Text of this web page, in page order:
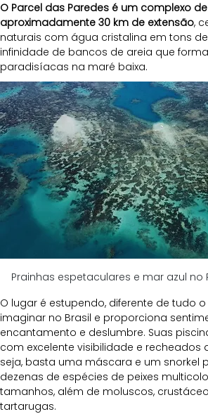
O Parcel das Paredes é um complexo
aproximadamente 30 km de extensão,
naturais com água cristalina em tons
infinidade de bancos de areia que
paradisíacas na maré baixa.
Prainhas espetaculares e mar azul no
O lugar é estupendo, diferente de tudo
imaginar no Brasil e proporciona
encantamento e deslumbre. Suas
com excelente visibilidade e recheados
seja, basta uma máscara e um snorkel
dezenas de espécies de peixes
tamanhos, além de moluscos,
tartarugas.